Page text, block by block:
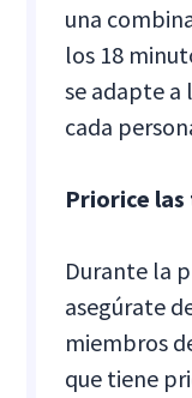
una
los 18
se adapte a
cada
Priorice
Durante la
asegúrate
miembros
que tiene